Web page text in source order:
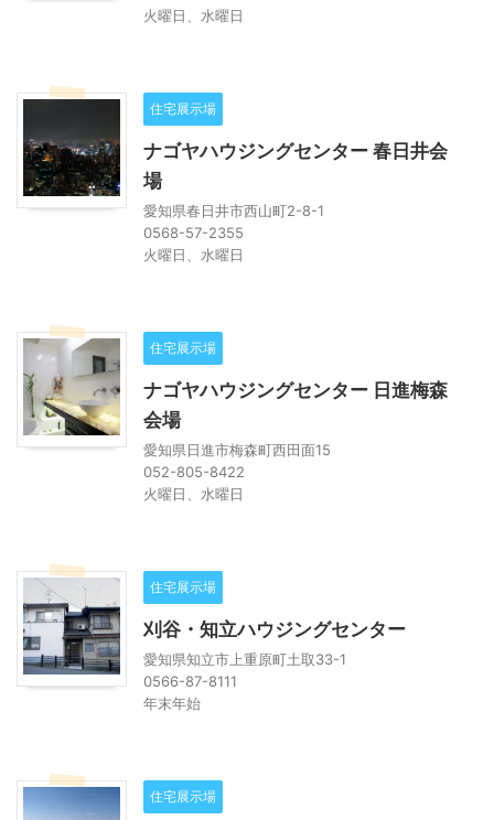
火曜日、水曜日
住宅展示場
ナゴヤハウジングセンター 春日井会
場
愛知県春日井市西山町2-8-1
0568-57-2355
火曜日、水曜日
住宅展示場
ナゴヤハウジングセンター 日進梅森
会場
愛知県日進市梅森町西田面15
052-805-8422
火曜日、水曜日
住宅展示場
刈谷・知立ハウジングセンター
愛知県知立市上重原町土取33-1
0566-87-8111
年末年始
住宅展示場